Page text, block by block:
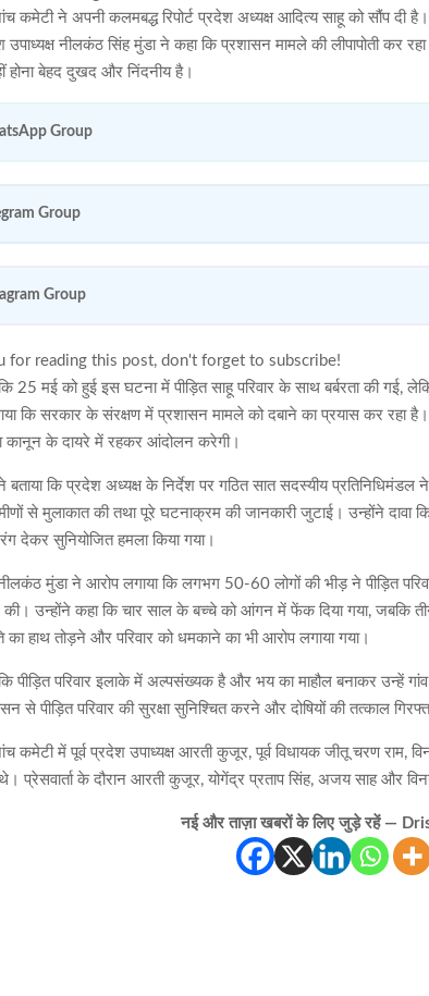
जांच कमेटी ने अपनी कलमबद्ध रिपोर्ट प्रदेश अध्यक्ष आदित्य साहू को सौंप दी
उपाध्यक्ष नीलकंठ सिंह मुंडा ने कहा कि प्रशासन मामले की लीपापोती कर
होना बेहद दुखद और निंदनीय है।
Group
Group
Group
for reading this post, don't forget to subscribe!
25 मई को हुई इस घटना में पीड़ित साहू परिवार के साथ बर्बरता की गई,
कि सरकार के संरक्षण में प्रशासन मामले को दबाने का प्रयास कर रहा है।
कानून के दायरे में रहकर आंदोलन करेगी।
बताया कि प्रदेश अध्यक्ष के निर्देश पर गठित सात सदस्यीय
से मुलाकात की तथा पूरे घटनाक्रम की जानकारी जुटाई। उन्होंने दावा
देकर सुनियोजित हमला किया गया।
नीलकंठ मुंडा ने आरोप लगाया कि लगभग 50-60 लोगों की भीड़ ने पीड़ित
की। उन्होंने कहा कि चार साल के बच्चे को आंगन में फेंक दिया गया, जबकि
का हाथ तोड़ने और परिवार को धमकाने का भी आरोप लगाया गया।
पीड़ित परिवार इलाके में अल्पसंख्यक है और भय का माहौल बनाकर उन्हें
से पीड़ित परिवार की सुरक्षा सुनिश्चित करने और दोषियों की तत्काल
कमेटी में पूर्व प्रदेश उपाध्यक्ष आरती कुजूर, पूर्व विधायक जीतू चरण राम,
प्रेसवार्ता के दौरान आरती कुजूर, योगेंद्र प्रताप सिंह, अजय साह और
नई और ताज़ा खबरों के लिए जुड़े रहें —